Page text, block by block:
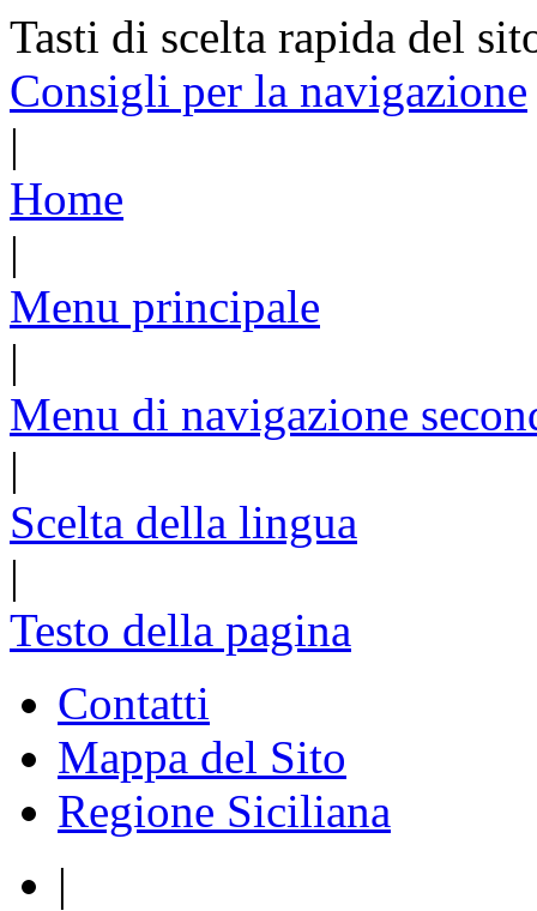
Tasti di scelta rapida del
Consigli per la navigazione
|
Home
|
Menu principale
|
Menu di navigazione
|
Scelta della lingua
|
Testo della pagina
Contatti
Mappa del Sito
Regione Siciliana
|